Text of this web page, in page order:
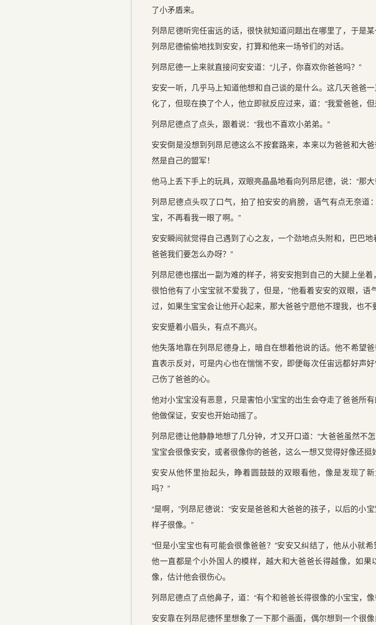
了小矛盾来。
列昂尼德听完任宙远的话，很快就知道问题出在哪里了，于是
列昂尼德偷偷地找到安安，打算和他来一场爷们的对话。
列昂尼德一上来就直接问安安道：“儿子，你喜欢你爸爸吗？”
安安一听，几乎马上知道他想和自己谈的是什么。这几天爸爸
化了，但现在换了个人，他立即就反应过来，道：“我爱爸爸，
列昂尼德点了点头，跟着说：“我也不喜欢小弟弟。”
安安倒是没想到列昂尼德这么不按套路来，本来以为爸爸和大
然是自己的盟军！
他马上丢下手上的玩具，双眼亮晶晶地看向列昂尼德，说：“那
列昂尼德点头叹了口气，拍了拍安安的肩膀，语气有点无奈道
宝，不再看我一眼了啊。”
安安瞬间就觉得自己遇到了心之友，一个劲地点头附和，巴巴
爸爸我们要怎么办呀？”
列昂尼德也摆出一副为难的样子，将安安抱到自己的大腿上坐
很怕他有了小宝宝就不爱我了，但是，”他看着安安的双眼，语
过，如果生宝宝会让他开心起来，那大爸爸宁愿他不理我，也不
安安蹙着小眉头，有点不高兴。
他失落地靠在列昂尼德身上，暗自在想着他说的话。他不希望
直表示反对，可是内心也在惴惴不安，即便每次任宙远都好声
己伤了爸爸的心。
他对小宝宝没有恶意，只是害怕小宝宝的出生会夺走了爸爸所
他做保证，安安也开始动摇了。
列昂尼德让他静静地想了几分钟，才又开口道：“大爸爸虽然不
宝宝会很像安安，或者很像你的爸爸，这么一想又觉得好像还挺
安安从他怀里抬起头，睁着圆鼓鼓的双眼看他，像是发现了
吗？”
“是啊，”列昂尼德说：“安安是爸爸和大爸爸的孩子，以后的小
样子很像。”
“但是小宝宝也有可能会很像爸爸？”安安又纠结了，他从小就
他一直都是个小外国人的模样，越大和大爸爸长得越像，如
像，估计他会很伤心。
列昂尼德点了点他鼻子，道：“有个和爸爸长得很像的小宝宝，
安安靠在列昂尼德怀里想象了一下那个画面，偶尔想到一个很